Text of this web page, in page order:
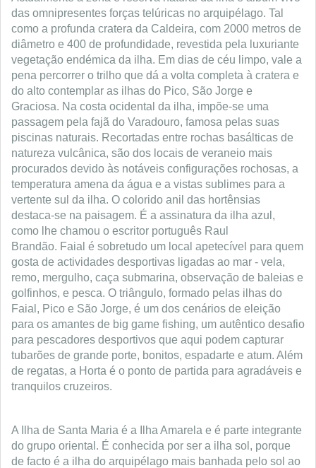
das omnipresentes forças telúricas no arquipélago. Tal
como a profunda cratera da Caldeira, com 2000 metros de
diâmetro e 400 de profundidade, revestida pela luxuriante
vegetação endémica da ilha. Em dias de céu limpo, vale a
pena percorrer o trilho que dá a volta completa à cratera e
do alto contemplar as ilhas do Pico, São Jorge e
Graciosa. Na costa ocidental da ilha, impõe-se uma
passagem pela fajã do Varadouro, famosa pelas suas
piscinas naturais. Recortadas entre rochas basálticas de
natureza vulcânica, são dos locais de veraneio mais
procurados devido às notáveis configurações rochosas, a
temperatura amena da água e a vistas sublimes para a
vertente sul da ilha. O colorido anil das hortênsias
destaca-se na paisagem. É a assinatura da ilha azul,
como lhe chamou o escritor português Raul
Brandão. Faial é sobretudo um local apetecível para quem
gosta de actividades desportivas ligadas ao mar - vela,
remo, mergulho, caça submarina, observação de baleias e
golfinhos, e pesca. O triângulo, formado pelas ilhas do
Faial, Pico e São Jorge, é um dos cenários de eleição
para os amantes de big game fishing, um autêntico desafio
para pescadores desportivos que aqui podem capturar
tubarões de grande porte, bonitos, espadarte e atum. Além
de regatas, a Horta é o ponto de partida para agradáveis e
tranquilos cruzeiros.
A Ilha de Santa Maria é a Ilha Amarela e é parte integrante
do grupo oriental. É conhecida por ser a ilha sol, porque
de facto é a ilha do arquipélago mais banhada pelo sol ao